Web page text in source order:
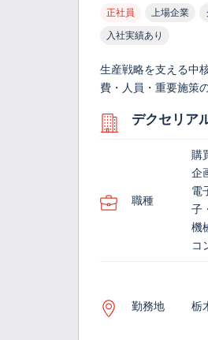
正社員 上場企業
入社実績あり
生産戦略を支える中
費・人員・重要施策
デクセリア
職種
購
企
電
子
機
コ
勤務地 栃